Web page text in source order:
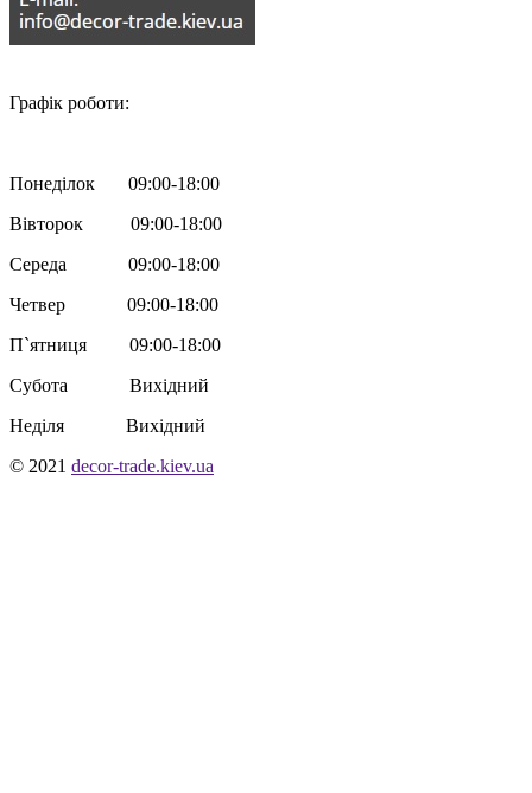
Графік роботи:
Понеділок 09:00-18:00
Вівторок 09:00-18:00
Середа 09:00-18:00
Четвер 09:00-18:00
П`ятниця 09:00-18:00
Субота Вихідний
Неділя Вихідний
© 2021 decor-trade.kiev.ua